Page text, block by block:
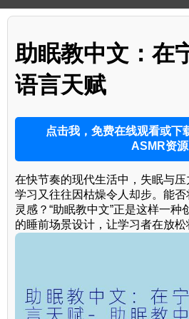
助眠教中文：在
语言天赋
点击我，免费在线观看或下
ASMR资源
在快节奏的现代生活中，失眠与
学习又往往因枯燥令人却步。能
灵感？“助眠教中文”正是这样一
的睡前场景设计，让学习者在放松